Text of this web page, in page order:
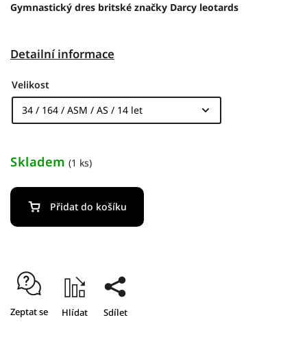
Gymnastický dres britské značky Darcy leotards
Detailní informace
Velikost
Skladem (1 ks)
Přidat do košíku
Zeptat se Hlídat Sdílet